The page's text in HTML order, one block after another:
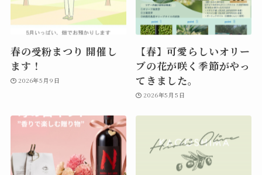
春の受粉まつり 開催し
ます！
2026年5月9日
【春】可愛らしいオリー
ブの花が咲く季節がやっ
てきました。
2026年5月5日